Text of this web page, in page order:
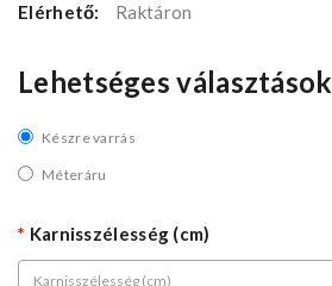
Elérhető:
Raktáron
Lehetséges választások
Készre varrás
Méteráru
Karnisszélesség (cm)